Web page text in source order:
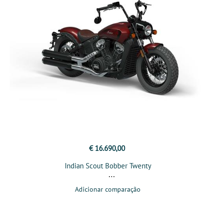
€ 16.690,00
Indian Scout Bobber Twenty
Adicionar comparação